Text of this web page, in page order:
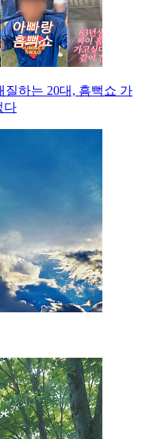
질하는 20대, 흠뻑쇼 가
다